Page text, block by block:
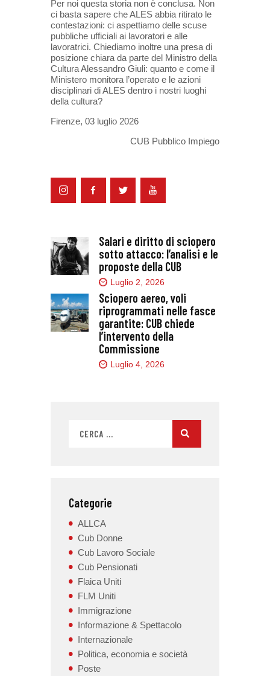
Per noi questa storia non è conclusa. Non
ci basta sapere che ALES abbia ritirato le
contestazioni: ci aspettiamo delle scuse
pubbliche ufficiali ai lavoratori e alle
lavoratrici. Chiediamo inoltre una presa di
posizione chiara da parte del Ministro della
Cultura Alessandro Giuli: quanto e come il
Ministero monitora l’operato e le azioni
disciplinari di ALES dentro i nostri luoghi
della cultura?
Firenze, 03 luglio 2026
CUB Pubblico Impiego
Salari e diritto di sciopero
sotto attacco: l’analisi e le
proposte della CUB
Luglio 2, 2026
Sciopero aereo, voli
riprogrammati nelle fasce
garantite: CUB chiede
l’intervento della
Commissione
Luglio 4, 2026
Categorie
ALLCA
Cub Donne
Cub Lavoro Sociale
Cub Pensionati
Flaica Uniti
FLM Uniti
Immigrazione
Informazione & Spettacolo
Internazionale
Politica, economia e società
Poste